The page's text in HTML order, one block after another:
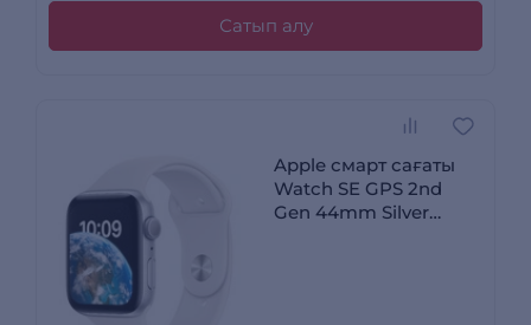
Сатып алу
Apple смарт сағаты
Watch SE GPS 2nd
Gen 44mm Silver